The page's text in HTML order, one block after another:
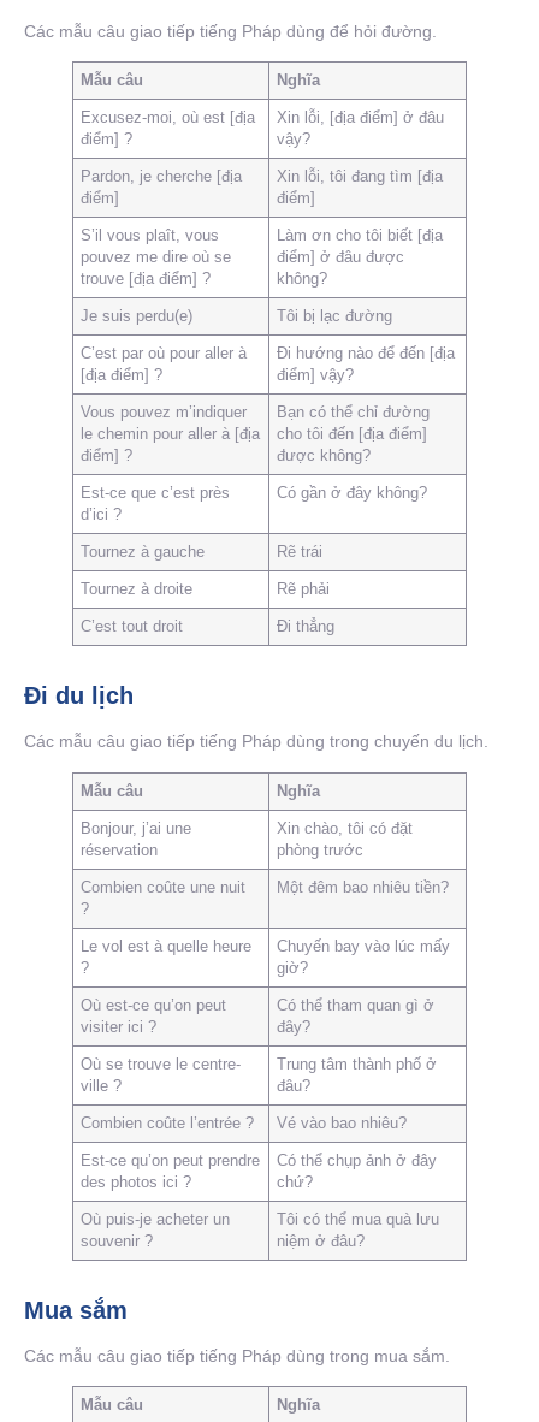
Các mẫu câu giao tiếp tiếng Pháp dùng để hỏi đường.
Mẫu câu Nghĩa
Excusez-moi, où est [địa
điểm] ?
Xin lỗi, [địa điểm] ở đâu
vậy?
Pardon, je cherche [địa
điểm]
Xin lỗi, tôi đang tìm [địa
điểm]
S’il vous plaît, vous
pouvez me dire où se
trouve [địa điểm] ?
Làm ơn cho tôi biết [địa
điểm] ở đâu được
không?
Je suis perdu(e) Tôi bị lạc đường
C’est par où pour aller à
[địa điểm] ?
Đi hướng nào để đến [địa
điểm] vậy?
Vous pouvez m’indiquer
le chemin pour aller à [địa
điểm] ?
Bạn có thể chỉ đường
cho tôi đến [địa điểm]
được không?
Est-ce que c’est près
d’ici ?
Có gần ở đây không?
Tournez à gauche Rẽ trái
Tournez à droite Rẽ phải
C’est tout droit Đi thẳng
Đi du lịch
Các mẫu câu giao tiếp tiếng Pháp dùng trong chuyến du lịch.
Mẫu câu Nghĩa
Bonjour, j’ai une
réservation
Xin chào, tôi có đặt
phòng trước
Combien coûte une nuit
?
Một đêm bao nhiêu tiền?
Le vol est à quelle heure
?
Chuyến bay vào lúc mấy
giờ?
Où est-ce qu’on peut
visiter ici ?
Có thể tham quan gì ở
đây?
Où se trouve le centre-
ville ?
Trung tâm thành phố ở
đâu?
Combien coûte l’entrée ? Vé vào bao nhiêu?
Est-ce qu’on peut prendre
des photos ici ?
Có thể chụp ảnh ở đây
chứ?
Où puis-je acheter un
souvenir ?
Tôi có thể mua quà lưu
niệm ở đâu?
Mua sắm
Các mẫu câu giao tiếp tiếng Pháp dùng trong mua sắm.
Mẫu câu Nghĩa